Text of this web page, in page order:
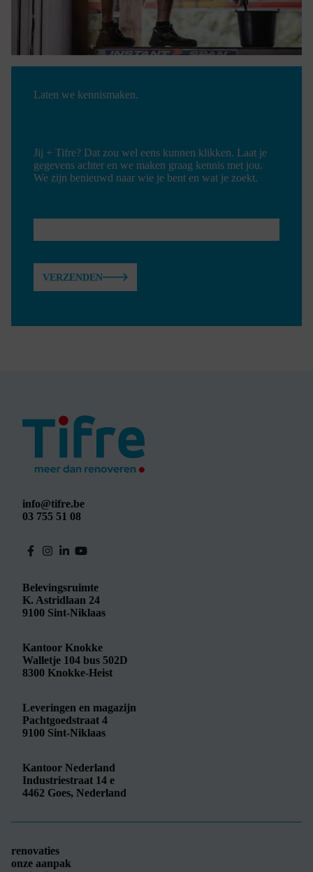
Laten we kennismaken.
Jij + Tifre? Dat zou wel eens kunnen klikken. Laat je
gegevens achter en we maken graag kennis met jou.
We zijn benieuwd naar wie je bent en wat je zoekt.
VERZENDEN
info@tifre.be
03 755 51 08
Belevingsruimte
K. Astridlaan 24
9100 Sint-Niklaas
Kantoor Knokke
Walletje 104 bus 502D
8300 Knokke-Heist
Leveringen en magazijn
Pachtgoedstraat 4
9100 Sint-Niklaas
Kantoor Nederland
Industriestraat 14 e
4462 Goes, Nederland
renovaties
onze aanpak